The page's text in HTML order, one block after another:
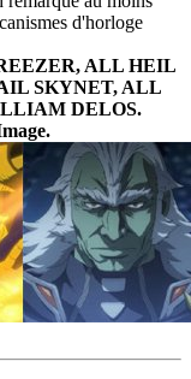
d'horloge
ALL HEIL
SKYNET, ALL
DELOS.
.